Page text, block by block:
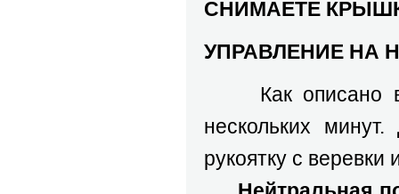
СНИМАЕТЕ
УПРАВЛЕНИЕ НА
Как описано
нескольких
рукоятку с веревки